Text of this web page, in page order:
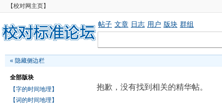
【校对网主页】
帖子 文章 日志 用户 版块 群组
« 隐藏侧边栏
全部版块
【字的时间地理】
【词的时间地理】
抱歉，没有找到相关的精华帖。